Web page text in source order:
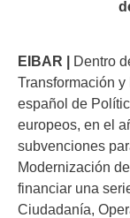
EIBAR | Dentro
Transformación
español de
europeos, en el
subvenciones
Modernización
financiar una
Ciudadanía,